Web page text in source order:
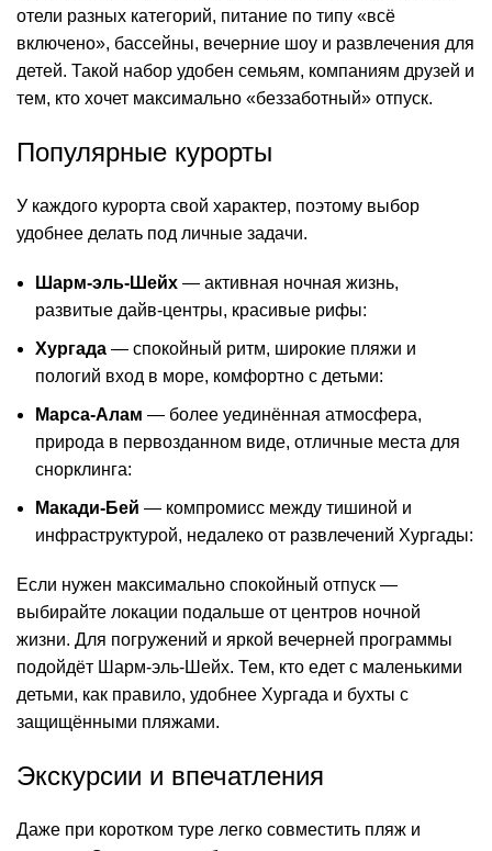
отели разных категорий, питание по типу «всё
включено», бассейны, вечерние шоу и развлечения для
детей. Такой набор удобен семьям, компаниям друзей и
тем, кто хочет максимально «беззаботный» отпуск.
Популярные курорты
У каждого курорта свой характер, поэтому выбор
удобнее делать под личные задачи.
Шарм-эль-Шейх — активная ночная жизнь,
развитые дайв-центры, красивые рифы:
Хургада — спокойный ритм, широкие пляжи и
пологий вход в море, комфортно с детьми:
Марса-Алам — более уединённая атмосфера,
природа в первозданном виде, отличные места для
снорклинга:
Макади-Бей — компромисс между тишиной и
инфраструктурой, недалеко от развлечений Хургады:
Если нужен максимально спокойный отпуск —
выбирайте локации подальше от центров ночной
жизни. Для погружений и яркой вечерней программы
подойдёт Шарм-эль-Шейх. Тем, кто едет с маленькими
детьми, как правило, удобнее Хургада и бухты с
защищёнными пляжами.
Экскурсии и впечатления
Даже при коротком туре легко совместить пляж и